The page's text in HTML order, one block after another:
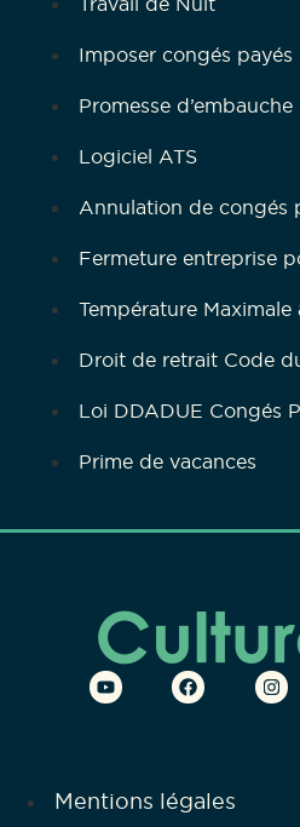
Imposer congés payés
Promesse d’embauche
Logiciel ATS
Annulation de congés
Fermeture entreprise
Température Maximale
Droit de retrait Code
Loi DDADUE Congés
Prime de vacances
Mentions légales